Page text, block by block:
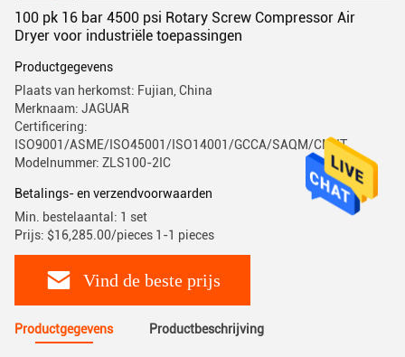
100 pk 16 bar 4500 psi Rotary Screw Compressor Air
Dryer voor industriële toepassingen
Productgegevens
Plaats van herkomst: Fujian, China
Merknaam: JAGUAR
Certificering:
ISO9001/ASME/ISO45001/ISO14001/GCCA/SAQM/CMIIT
Modelnummer: ZLS100-2IC
Betalings- en verzendvoorwaarden
Min. bestelaantal: 1 set
Prijs: $16,285.00/pieces 1-1 pieces
Vind de beste prijs
Productgegevens Productbeschrijving